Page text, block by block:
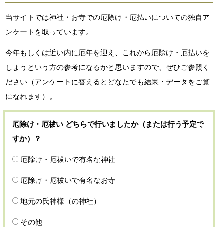
当サイトでは神社・お寺での厄除け・厄払いについての独自ア
ンケートを取っています。
今年もしくは近い内に厄年を迎え、これから厄除け・厄払いを
しようという方の参考になるかと思いますので、ぜひご参照く
ださい（アンケートに答えるとどなたでも結果・データをご覧
になれます）。
厄除け・厄祓い どちらで行いましたか（または行う予定で
すか）？
厄除け・厄祓いで有名な神社
厄除け・厄祓いで有名なお寺
地元の氏神様（の神社）
その他